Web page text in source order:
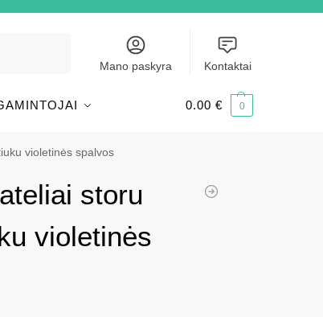
Mano paskyra Kontaktai
0.00 € 0
violetinės spalvos
storu
violetinės